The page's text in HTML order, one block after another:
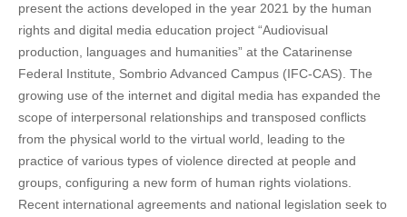
present the actions developed in the year 2021 by the human
rights and digital media education project “Audiovisual
production, languages ​​and humanities” at the Catarinense
Federal Institute, Sombrio Advanced Campus (IFC-CAS). The
growing use of the internet and digital media has expanded the
scope of interpersonal relationships and transposed conflicts
from the physical world to the virtual world, leading to the
practice of various types of violence directed at people and
groups, configuring a new form of human rights violations.
Recent international agreements and national legislation seek to